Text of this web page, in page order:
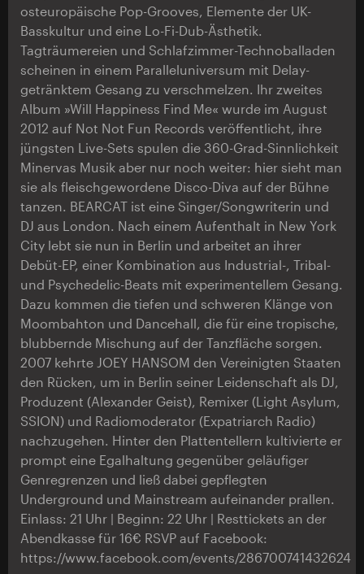
osteuropäische Pop-Grooves, Elemente der UK-
Basskultur und eine Lo-Fi-Dub-Ästhetik.
Tagträumereien und Schlafzimmer-Technoballaden
scheinen in einem Paralleluniversum mit Delay-
getränktem Gesang zu verschmelzen. Ihr zweites
Album »Will Happiness Find Me« wurde im August
2012 auf Not Not Fun Records veröffentlicht, ihre
jüngsten Live-Sets spulen die 360-Grad-Sinnlichkeit
Minervas Musik aber nur noch weiter: hier sieht man
sie als fleischgewordene Disco-Diva auf der Bühne
tanzen. BEARCAT ist eine Singer/Songwriterin und
DJ aus London. Nach einem Aufenthalt in New York
City lebt sie nun in Berlin und arbeitet an ihrer
Debüt-EP, einer Kombination aus Industrial-, Tribal-
und Psychedelic-Beats mit experimentellem Gesang.
Dazu kommen die tiefen und schweren Klänge von
Moombahton und Dancehall, die für eine tropische,
blubbernde Mischung auf der Tanzfläche sorgen.
2007 kehrte JOEY HANSOM den Vereinigten Staaten
den Rücken, um in Berlin seiner Leidenschaft als DJ,
Produzent (Alexander Geist), Remixer (Light Asylum,
SSION) und Radiomoderator (Expatriarch Radio)
nachzugehen. Hinter den Plattentellern kultivierte er
prompt eine Egalhaltung gegenüber geläufiger
Genregrenzen und ließ dabei gepflegten
Underground und Mainstream aufeinander prallen.
Einlass: 21 Uhr | Beginn: 22 Uhr | Resttickets an der
Abendkasse für 16€ RSVP auf Facebook:
https://www.facebook.com/events/286700741432624